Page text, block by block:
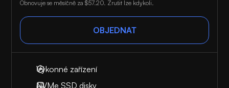
Obnovuje se měsíčně za $57.20 . Zrušit lze kdykoli.
OBJEDNAT
Výkonné zařízení
NVMe SSD disky